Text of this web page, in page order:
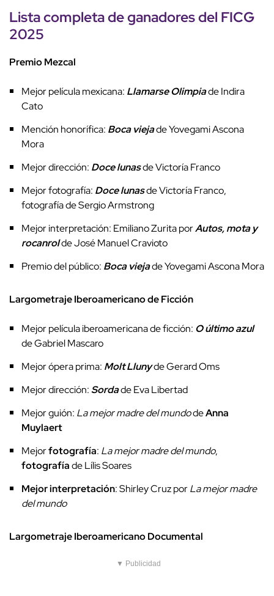
Lista completa de ganadores del FICG
2025
Premio Mezcal
Mejor película mexicana: Llamarse Olimpiade Indira
Cato
Mención honorífica: Boca viejade Yovegami Ascona
Mora
Mejor dirección: Doce lunasde Victoría Franco
Mejor fotografía: Doce lunasde Victoría Franco,
fotografía de Sergio Armstrong
Mejor interpretación: Emiliano Zurita porAutos, mota y
rocanrolde José Manuel Cravioto
Premio del público: Boca viejade Yovegami Ascona Mora
Largometraje Iberoamericano de Ficción
Mejor película iberoamericana de ficción: O último azul
de Gabriel Mascaro
Mejor ópera prima: Molt Llunyde Gerard Oms
Mejor dirección:Sordade Eva Libertad
Mejor guión: La mejor madre del mundodeAnna
Muylaert
Mejorfotografía: La mejor madre del mundo,
fotografíade Lílis Soares
Mejor interpretación: Shirley Cruz porLa mejor madre
del mundo
Largometraje Iberoamericano Documental
▼ Publicidad